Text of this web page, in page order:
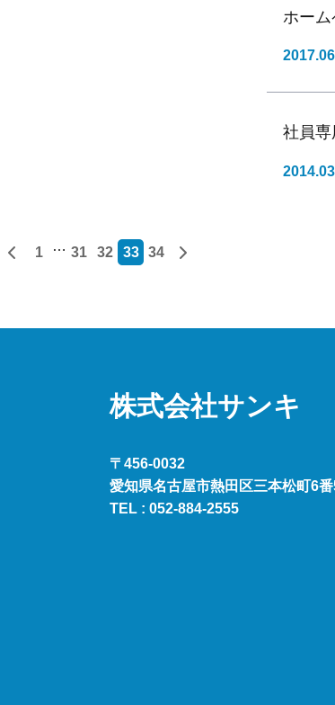
ホーム
社員専
ペ
ジ
1 … 31 32 33 34
株式会社サンキ
〒456-0032
愛知県名古屋市熱田区三本松町6
TEL : 052-884-2555